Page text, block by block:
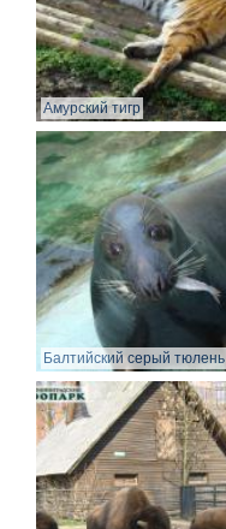
Амурский тигр
Балтийский серый тюлень